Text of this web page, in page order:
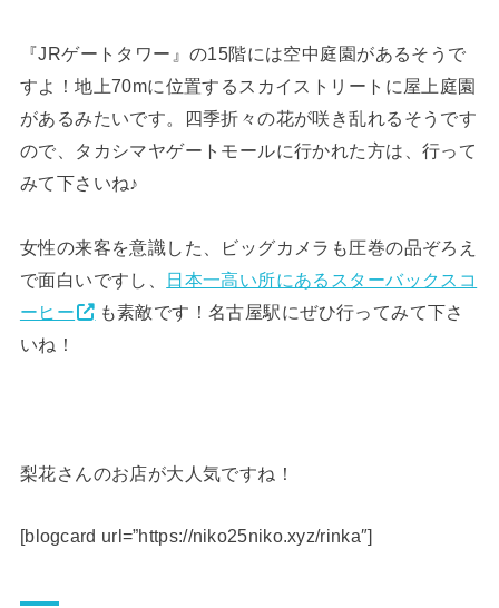
『JRゲートタワー』の15階には空中庭園があるそうで
すよ！地上70mに位置するスカイストリートに屋上庭園
があるみたいです。四季折々の花が咲き乱れるそうです
ので、タカシマヤゲートモールに行かれた方は、行って
みて下さいね♪
女性の来客を意識した、ビッグカメラも圧巻の品ぞろえ
で面白いですし、 日本一高い所にあるスターバックスコ
ーヒー
も素敵です！名古屋駅にぜひ行ってみて下さ
いね！
梨花さんのお店が大人気ですね！
[blogcard url=”https://niko25niko.xyz/rinka″]